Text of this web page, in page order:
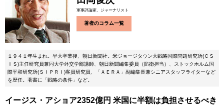
軍事評論家、ジャーナリスト
著者のコラム一覧
１９４１年生まれ。早大卒業後、朝日新聞社。米ジョージタウン大戦略国際問題研究所(ＣＳ
ＩＳ)主任研究員兼同大学外交学部講師、朝日新聞編集委員（防衛担当）、ストックホルム国
際平和研究所(ＳＩＰＲＩ)客員研究員、「ＡＥＲＡ」副編集長兼シニアスタッフライターなど
を歴任。著書に「戦略の条件」など。
イージス・アショア2352億円 米国に半額は負担させるべき